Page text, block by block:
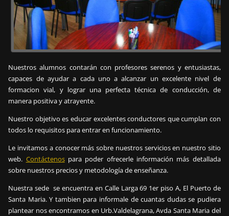
Nuestros alumnos contarán con profesores serenos y entusiastas,
capaces de ayudar a cada uno a alcanzar un excelente nivel de
formacion vial, y lograr una perfecta técnica de conducción, de
manera positiva y atrayente.
Nuestro objetivo es educar excelentes conductores que cumplan con
todos lo requisitos para entrar en funcionamiento.
Le invitamos a conocer más sobre nuestros servicios en nuestro sitio
web. Contáctenospara poder ofrecerle información más detallada
sobre nuestros precios y metodología de enseñanza.
Nuestra sede se encuentra en Calle Larga 69 1er piso A, El Puerto de
Santa Maria. Y tambien para informale de cuantas dudas se pudiera
plantear nos encontramos en Urb.Valdelagrana, Avda Santa Maria del